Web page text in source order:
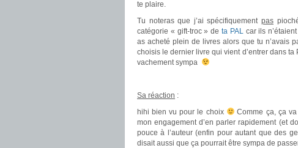
te plaire.
Tu noteras que j’ai spécifiquement pas
catégorie « gift-troc » de ta PALcar ils
as acheté plein de livres alors que tu n’avais
choisis le dernier livre qui vient d’entrer dans
vachement sympa
Sa réaction :
hihi bien vu pour le choix
Comme ça, ça
mon engagement d’en parler rapidement (et
pouce à l’auteur (enfin pour autant que des
disait aussi que ça pourrait être sympa de